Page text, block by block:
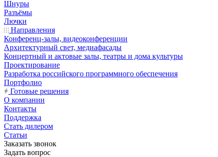
Шнуры
Разъёмы
Лючки
Направления
Конференц-залы, видеоконференции
Архитектурный свет, медиафасады
Концертный и актовые залы, театры и дома культуры
Проектирование
Разработка российского программного обеспечения
Портфолио
Готовые решения
О компании
Контакты
Поддержка
Стать дилером
Статьи
Заказать звонок
Задать вопрос